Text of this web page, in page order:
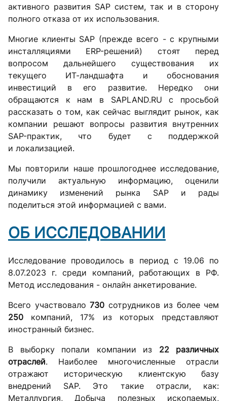
активного развития SAP систем, так и в сторону
полного отказа от их использования.
Многие клиенты SAP (прежде всего - с крупными
инсталляциями ERP-решений) стоят перед
вопросом дальнейшего существования их
текущего ИТ-ландшафта и обоснования
инвестиций в его развитие. Нередко они
обращаются к нам в SAPLAND.RU с просьбой
рассказать о том, как сейчас выглядит рынок, как
компании решают вопросы развития внутренних
SAP-практик, что будет с поддержкой
и локализацией.
Мы повторили наше прошлогоднее исследование,
получили актуальную информацию, оценили
динамику изменений рынка SAP и рады
поделиться этой информацией с вами.
ОБ ИССЛЕДОВАНИИ
Исследование проводилось в период с 19.06 по
8.07.2023 г. среди компаний, работающих в РФ.
Метод исследования - онлайн анкетирование.
Всего участвовало 730 сотрудников из более чем
250 компаний, 17% из которых представляют
иностранный бизнес.
В выборку попали компании из 22 различных
отраслей. Наиболее многочисленные отрасли
отражают историческую клиентскую базу
внедрений SAP. Это такие отрасли, как:
Металлургия, Добыча полезных ископаемых,